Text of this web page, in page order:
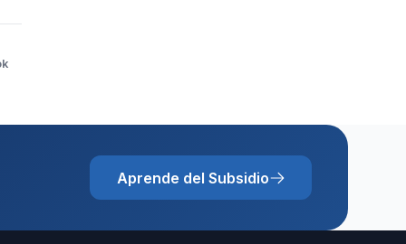
Aprende del Subsidio